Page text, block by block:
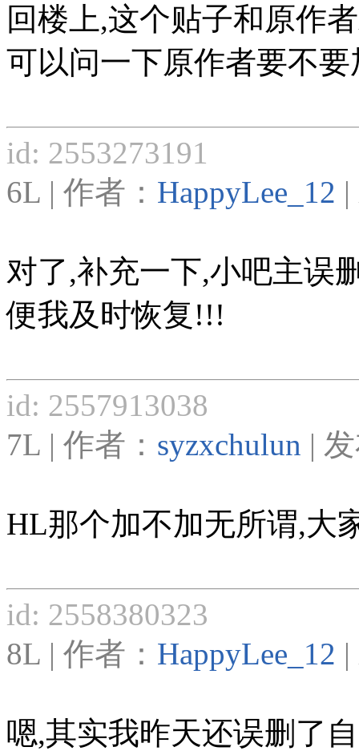
回楼上,这个贴子和原作
可以问一下原作者要不要
id: 2553273191
6L | 作者： HappyLee_12
对了,补充一下,小吧主误
便我及时恢复!!!
id: 2557913038
7L | 作者： syzxchulun |
HL那个加不加无所谓,大
id: 2558380323
8L | 作者： HappyLee_12
嗯,其实我昨天还误删了